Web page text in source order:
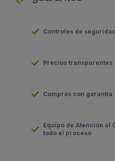
Controles de
Precios transparentes
Compras con garantía
Equipo de Atención al
todo el proceso